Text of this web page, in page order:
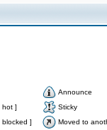
Announce
hot ]
Sticky
blocked ] Moved to